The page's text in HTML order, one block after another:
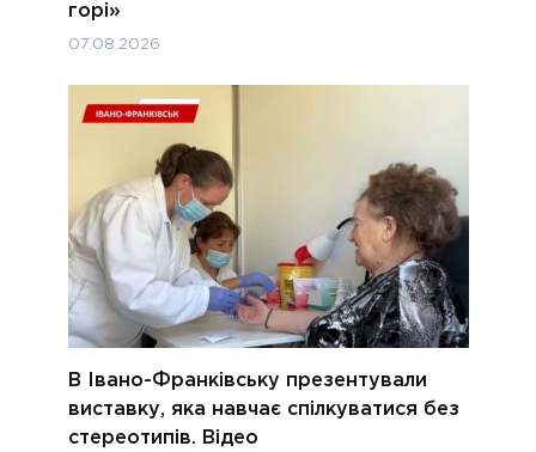
горі»
07.08.2026
В Івано-Франківську презентували
виставку, яка навчає спілкуватися без
стереотипів. Відео